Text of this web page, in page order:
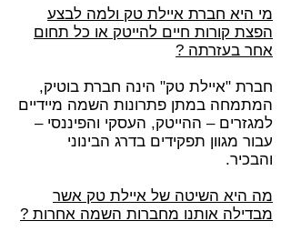
מי היא חברת איילת טק ולמה לבצע
הפצת קורות חיים להייטק או כל תחום
אחר בעזרתה ?
חברת "איילת טק" הינה חברת בוטיק,
המתמחה במתן פתרונות השמה מיידיים
למגזרים – ההייטק, העסקי והפיננסי –
עבור מגוון תפקידים בדרג הבינוני
והבכיר.
מה היא השיטה של איילת טק אשר
מבדילה אותנו מחברות השמה אחרות ?